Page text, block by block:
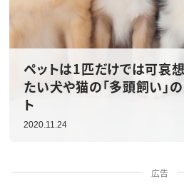
ペットは1匹だけでは可哀
たい犬や猫の「多頭飼い」
ト
2020.11.24
広告